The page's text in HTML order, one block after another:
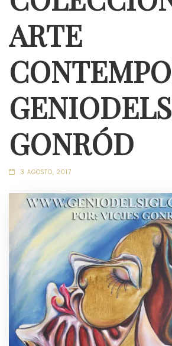
ARTE
GONRÓD
3 AGOSTO, 2017